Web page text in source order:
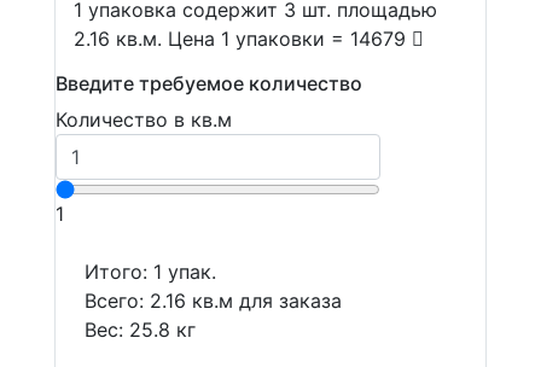
1 упаковка содержит 3 шт. площадью
2.16 кв.м. Цена 1 упаковки = 14679
Введите требуемое количество
Количество в кв.м
1
Итого: 1 упак.
Всего: 2.16 кв.м для заказа
Вес: 25.8 кг